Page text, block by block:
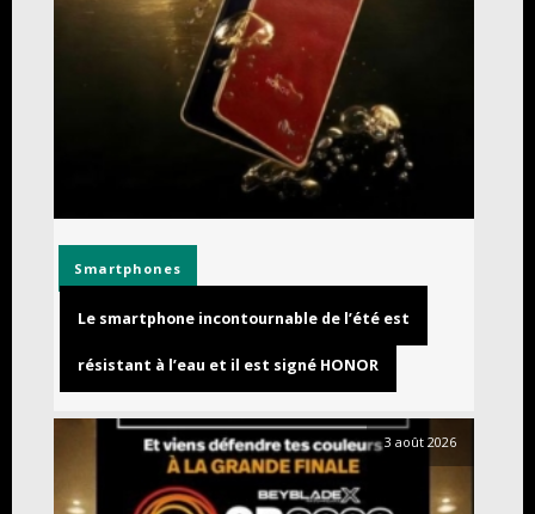
Smartphones
Le smartphone incontournable de l’été est
résistant à l’eau et il est signé HONOR
3 août 2026